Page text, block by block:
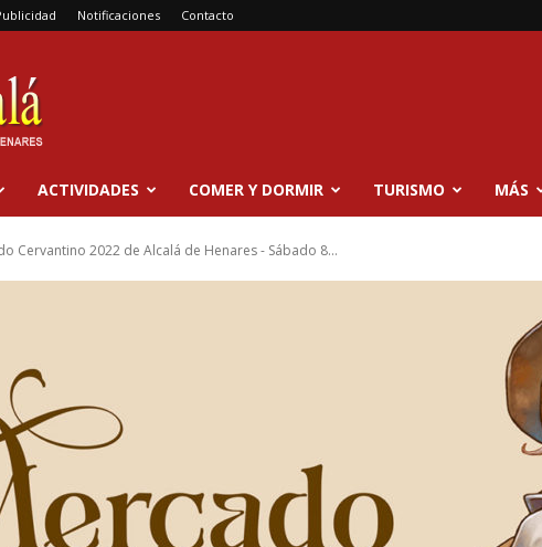
Notificaciones Contacto
ACTIVIDADES COMER Y DORMIR TURISMO MÁS
Cervantino 2022 de Alcalá de Henares - Sábado 8...